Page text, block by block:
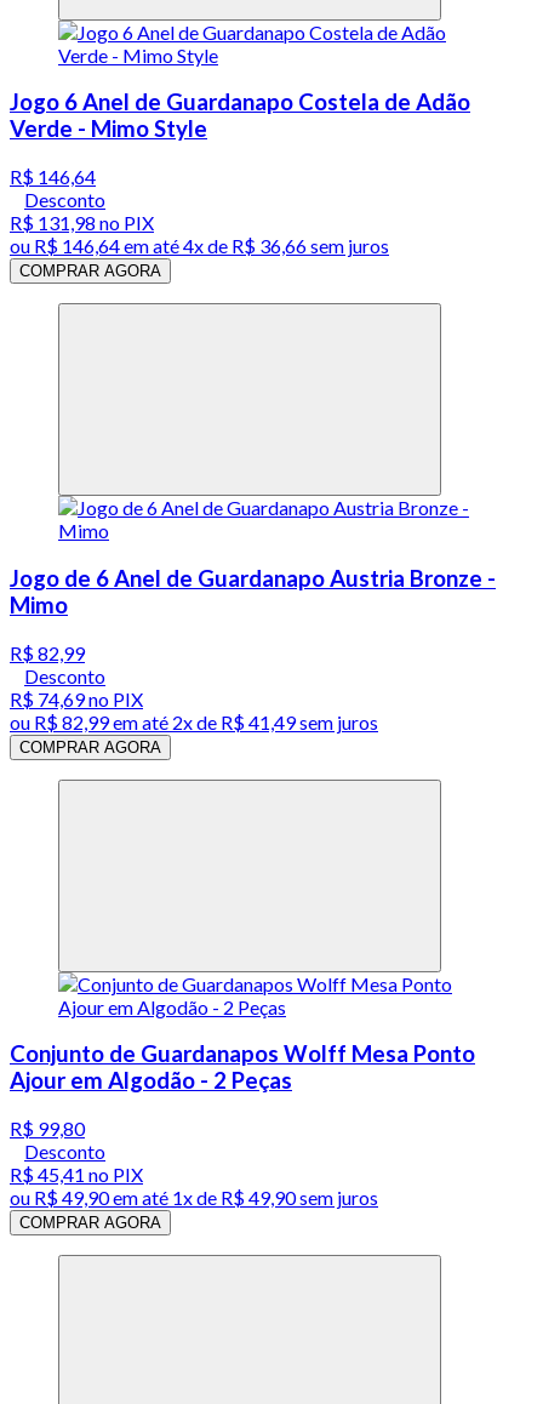
Jogo 6 Anel de Guardanapo Costela de Adão
Verde - Mimo Style
R$ 146,64
Desconto
R$ 131,98 no PIX
ou R$ 146,64em até4x de R$ 36,66 sem juros
COMPRAR AGORA
Jogo de 6 Anel de Guardanapo Austria Bronze -
Mimo
R$ 82,99
Desconto
R$ 74,69no PIX
ou R$ 82,99em até 2x de R$ 41,49 sem juros
COMPRAR AGORA
Conjunto de Guardanapos Wolff Mesa Ponto
Ajour em Algodão - 2 Peças
R$ 99,80
Desconto
R$ 45,41 no PIX
ou R$ 49,90em até 1x de R$ 49,90sem juros
COMPRAR AGORA